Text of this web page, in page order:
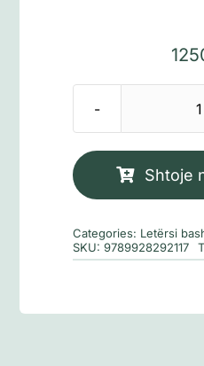
Shtoje
Categories: Letërsi
SKU:9789928292117